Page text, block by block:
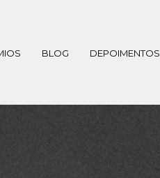
BLOG DEPOIMENTOS